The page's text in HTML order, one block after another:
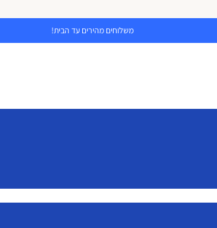
משלוחים מהירים עד הבית!